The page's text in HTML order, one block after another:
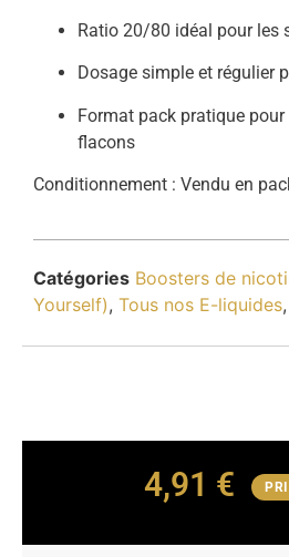
Ratio 20/80 idéal pour les
Dosage simple et régulier
Format pack pratique
flacons
Conditionnement : Vendu en
Catégories Boosters de
Yourself), Tous nos E-liquides,
4,91 €